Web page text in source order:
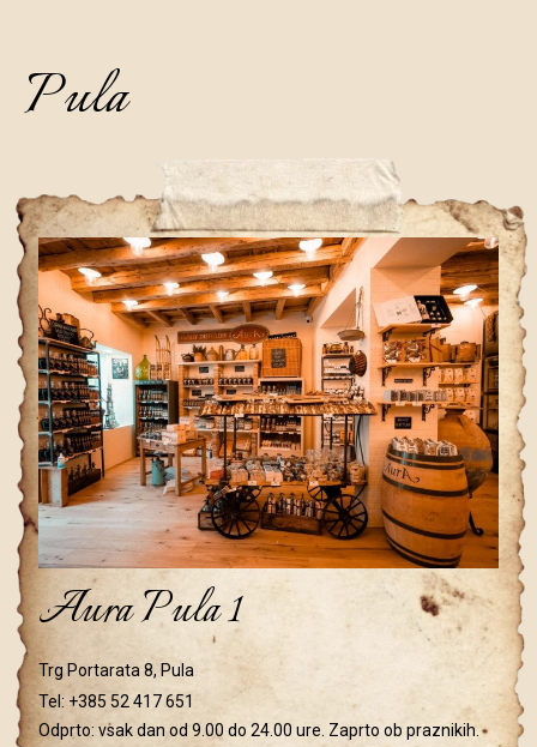
Pula
Aura Pula 1
Trg Portarata 8, Pula
Tel: +385 52 417 651
Odprto: vsak dan od 9.00 do 24.00 ure. Zaprto ob praznikih.